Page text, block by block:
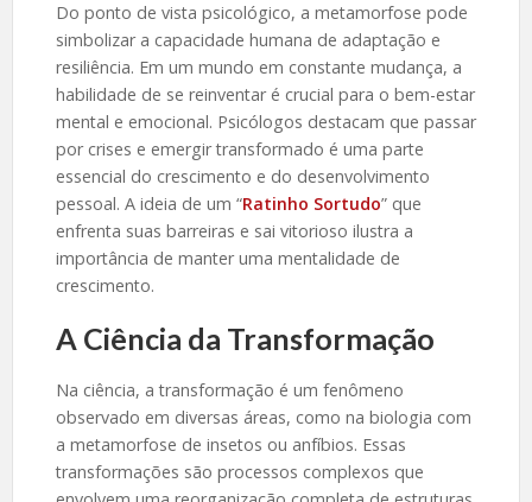
Do ponto de vista psicológico, a metamorfose pode
simbolizar a capacidade humana de adaptação e
resiliência. Em um mundo em constante mudança, a
habilidade de se reinventar é crucial para o bem-estar
mental e emocional. Psicólogos destacam que passar
por crises e emergir transformado é uma parte
essencial do crescimento e do desenvolvimento
pessoal. A ideia de um “Ratinho Sortudo” que
enfrenta suas barreiras e sai vitorioso ilustra a
importância de manter uma mentalidade de
crescimento.
A Ciência da Transformação
Na ciência, a transformação é um fenômeno
observado em diversas áreas, como na biologia com
a metamorfose de insetos ou anfíbios. Essas
transformações são processos complexos que